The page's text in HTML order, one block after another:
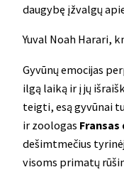
daugybę įžvalgų
Yuval Noah Harari,
Gyvūnų emocijas
ilgą laiką ir į jų
teigti, esą gyvūnai
ir zoologas Fransas
dešimtmečius
visoms primatų